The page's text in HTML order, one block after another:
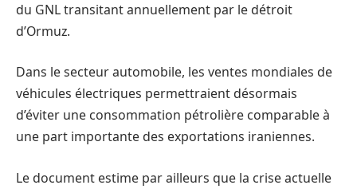
du GNL transitant annuellement par le détroit
d’Ormuz.
Dans le secteur automobile, les ventes mondiales de
véhicules électriques permettraient désormais
d’éviter une consommation pétrolière comparable à
une part importante des exportations iraniennes.
Le document estime par ailleurs que la crise actuelle